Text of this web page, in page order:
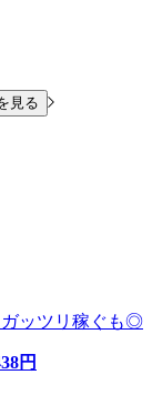
見る
ガッツリ稼ぐも◎
円